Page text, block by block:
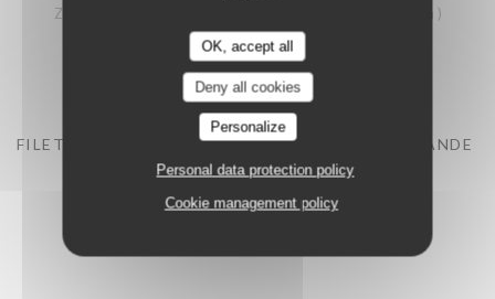
OK, accept all
Deny all cookies
Personalize
Personal data protection policy
Cookie management policy
Zeeuwse mosselen (traditionele wijze, met look of witte wijn )
27,00 EUR
1 pers
FILET DE BAR DE LIGNE, VINAIGRETTE GOURMANDE
Zeebaarsfilet, vinaigrette gourmande
28,00 EUR